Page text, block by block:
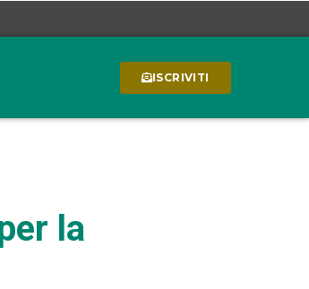
ISCRIVITI
la